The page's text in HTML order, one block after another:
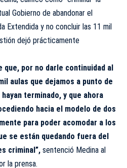
Gobierno de abandonar el
Extendida y no concluir las 11 mil
dejó prácticamente
que, por no darle continuidad al
aulas que dejamos a punto de
terminado, y que ahora
hacia el modelo de dos
para poder acomodar a los
se están quedando fuera del
criminal”, sentenció Medina al
la prensa.